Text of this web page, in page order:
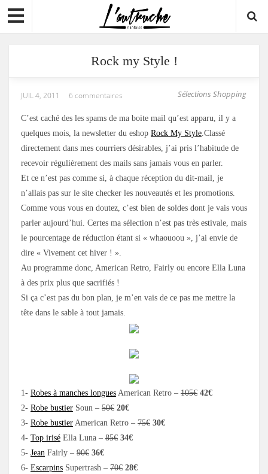
Rock my Style !
Sélections Shopping
JUIL 4, 2011 6 commentaires
C’est caché des les spams de ma boite mail qu’est apparu, il y a
quelques mois, la newsletter du eshop Rock My Style.Classé
directement dans mes courriers désirables, j’ai pris l’habitude de
recevoir régulièrement des mails sans jamais vous en parler.
Et ce n’est pas comme si, à chaque réception du dit-mail, je
n’allais pas sur le site checker les nouveautés et les promotions.
Comme vous vous en doutez, c’est bien de soldes dont je vais vous
parler aujourd’hui. Certes ma sélection n’est pas très estivale, mais
le pourcentage de réduction étant si « whaouoou », j’ai envie de
dire « Vivement cet hiver ! ».
Au programme donc, American Retro, Fairly ou encore Ella Luna
à des prix plus que sacrifiés !
Si ça c’est pas du bon plan, je m’en vais de ce pas me mettre la
tête dans le sable à tout jamais.
1- Robes à manches longues American Retro – 105€ 42€
2- Robe bustier Soun – 50€ 20€
3- Robe bustier American Retro – 75€ 30€
4- Top irisé Ella Luna – 85€ 34€
5- Jean Fairly – 90€ 36€
6- Escarpins Supertrash – 70€ 28€